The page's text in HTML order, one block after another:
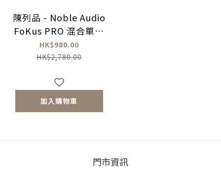
陳列品 - Noble Audio
FoKus PRO 混合單元
真無線藍牙耳機
HK$980.00
HK$2,780.00
加入購物車
門市資訊